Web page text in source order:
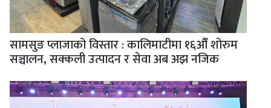
सामसुङ प्लाजाको विस्तार : कालिमाटीमा १६औँ शोरुम
सञ्चालन, सक्कली उत्पादन र सेवा अब अझ नजिक